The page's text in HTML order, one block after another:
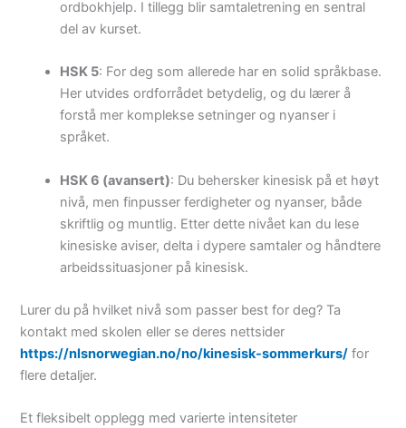
ordbokhjelp. I tillegg blir samtaletrening en sentral
del av kurset.
HSK 5: For deg som allerede har en solid språkbase.
Her utvides ordforrådet betydelig, og du lærer å
forstå mer komplekse setninger og nyanser i
språket.
HSK 6 (avansert): Du behersker kinesisk på et høyt
nivå, men finpusser ferdigheter og nyanser, både
skriftlig og muntlig. Etter dette nivået kan du lese
kinesiske aviser, delta i dypere samtaler og håndtere
arbeidssituasjoner på kinesisk.
Lurer du på hvilket nivå som passer best for deg? Ta
kontakt med skolen eller se deres nettsider
https://nlsnorwegian.no/no/kinesisk-sommerkurs/ for
flere detaljer.
Et fleksibelt opplegg med varierte intensiteter